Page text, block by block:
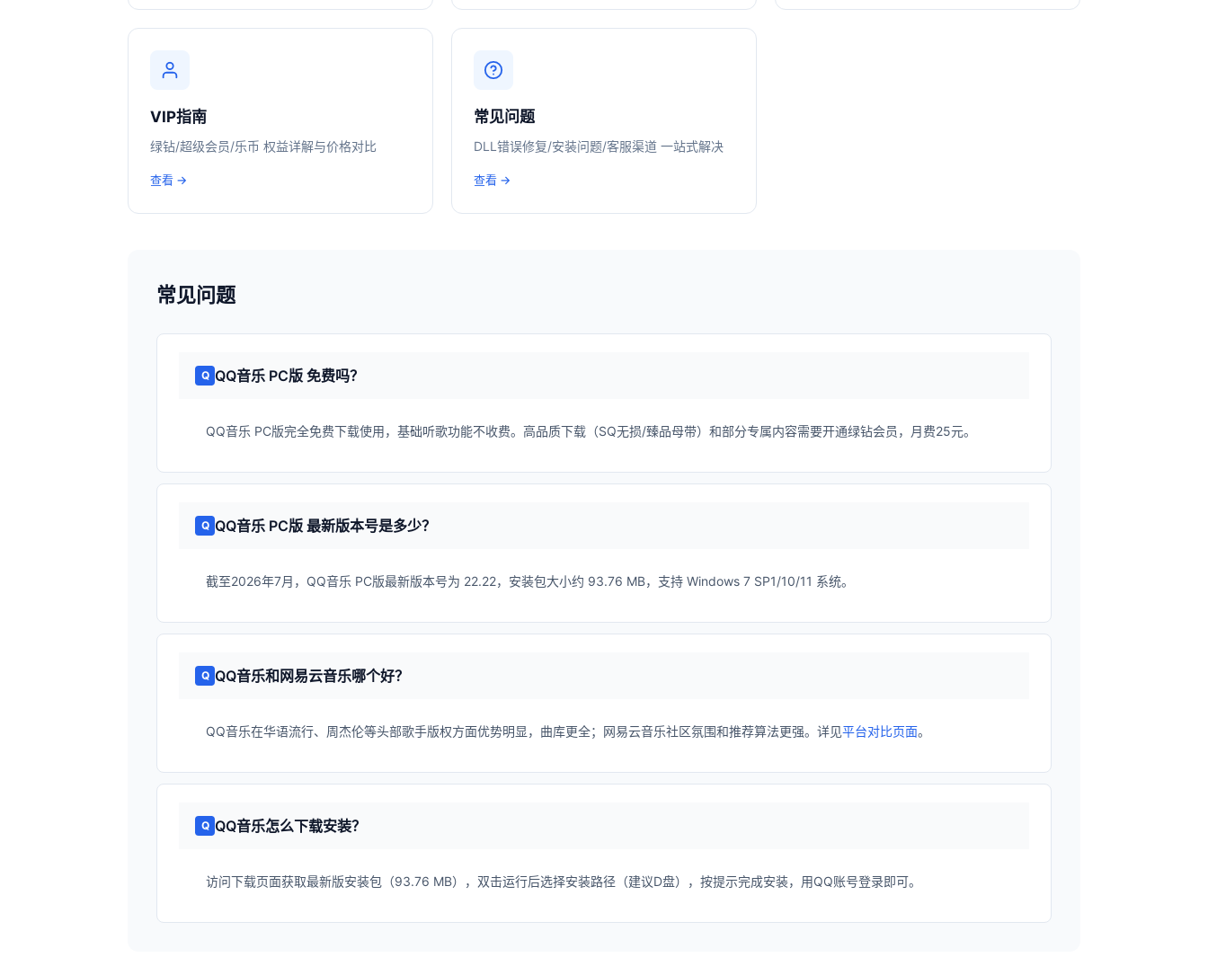
VIP指南
绿钻/超级会员/乐币 权益详解与价格对比
查看 →
常见问题
DLL错误修复/安装问题/客服渠道 一站式解决
查看 →
常见问题
QQ音乐 PC版 免费吗？
QQ音乐 PC版完全免费下载使用，基础听歌功能不收费。高品质下载（SQ无损/臻品母带）和部分专属内容需要开通绿钻会员，月费25元。
QQ音乐 PC版 最新版本号是多少？
截至2026年7月，QQ音乐 PC版最新版本号为 22.22，安装包大小约 93.76 MB，支持 Windows 7 SP1/10/11 系统。
QQ音乐和网易云音乐哪个好？
QQ音乐在华语流行、周杰伦等头部歌手版权方面优势明显，曲库更全；网易云音乐社区氛围和推荐算法更强。详见平台对比页面。
QQ音乐怎么下载安装？
访问下载页面获取最新版安装包（93.76 MB），双击运行后选择安装路径（建议D盘），按提示完成安装，用QQ账号登录即可。